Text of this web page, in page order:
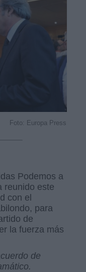
Foto: Europa Press
Podemos a
reunido este
con el
para
de
la fuerza más
de